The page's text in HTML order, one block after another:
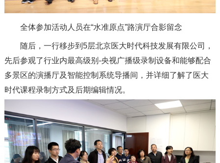
全体参加活动人员在“水准原点”路演厅合影留念
随后，一行移步到5层北京医大时代科技发展有限公司，
先后参观了行业内最高级别-央视广播级录制设备和能够配合
多景区的演播厅及智能控制系统导播间，并详细了解了医大
时代课程录制方式及后期编辑情况。